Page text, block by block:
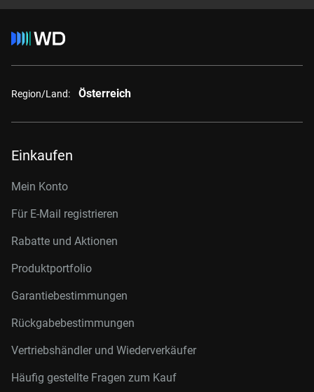
Region/Land: Österreich
Einkaufen
Mein Konto
Für E-Mail registrieren
Rabatte und Aktionen
Produktportfolio
Garantiebestimmungen
Rückgabebestimmungen
Vertriebshändler und Wiederverkäufer
Häufig gestellte Fragen zum Kauf